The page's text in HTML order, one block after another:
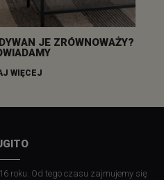
JE ZRÓWNOWAŻY?
WIĘCEJ
roku. Od tego czasu zajmujemy się